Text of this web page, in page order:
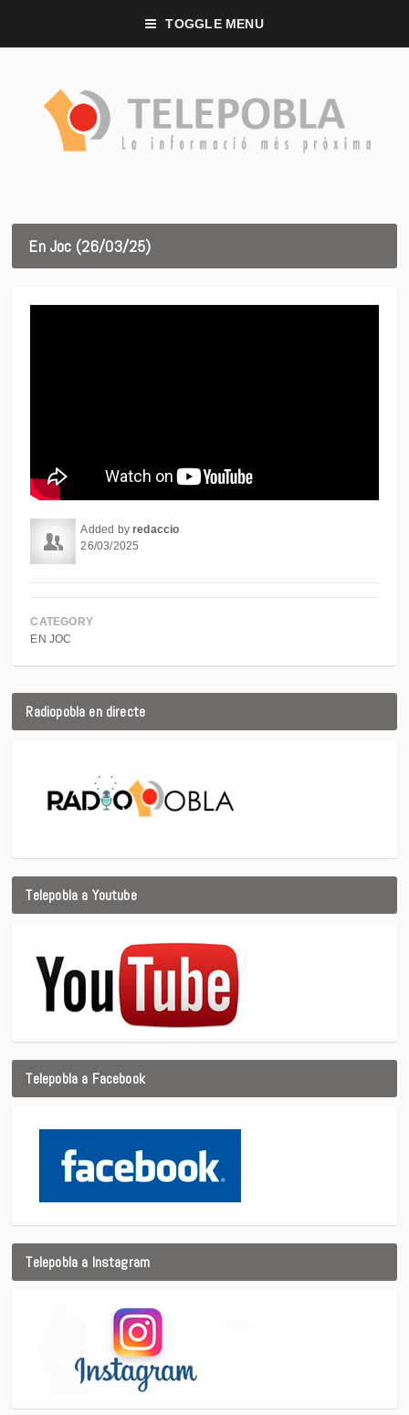
TOGGLE MENU
En Joc (26/03/25)
Added byredaccio
26/03/2025
CATEGORY
EN JOC
Radiopobla en directe
Telepobla a Youtube
Telepobla a Facebook
Telepobla a Instagram